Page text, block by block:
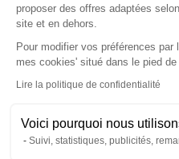
proposer des offres adaptées
site et en dehors.
Pour modifier vos préférences
mes cookies' situé dans le pied de
Lire la politique de confidentialité
Voici pourquoi nous
Suivi, statistiques, publicités,
Axeptio